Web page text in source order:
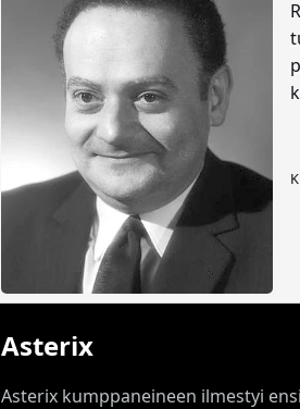
Asterix
Asterix kumppaneineen ilmestyi